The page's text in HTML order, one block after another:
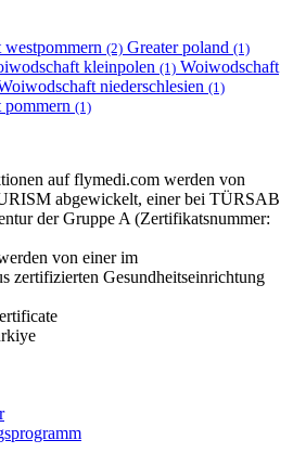
(2) Greater poland (1)
kleinpolen (1) Woiwodschaft
niederschlesien (1)
(1)
auf flymedi.com werden von
abgewickelt, einer bei TÜRSAB
der Gruppe A (Zertifikatsnummer:
von einer im
zertifizierten Gesundheitseinrichtung